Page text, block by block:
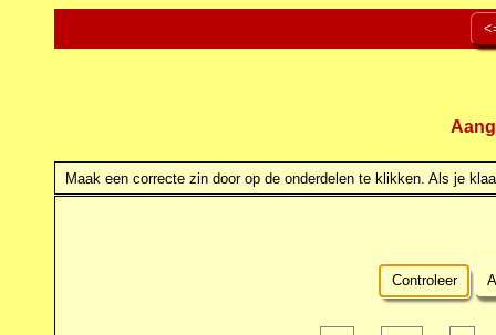
Maak een correcte zin door op de onderdelen te klikken. Als je
Controleer